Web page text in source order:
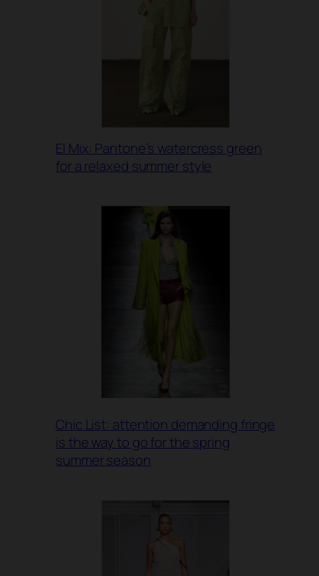
El Mix: Pantone’s watercress green
for a relaxed summer style
Chic List: attention demanding fringe
is the way to go for the spring
summer season